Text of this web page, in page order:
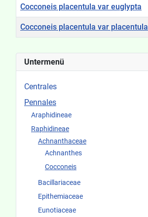
Untermenü
Centrales
Pennales
Araphidineae
Raphidineae
Achnanthaceae
Achnanthes
Cocconeis
Bacillariaceae
Epithemiaceae
Eunotiaceae
Cocconeis placentula var euglypta
Cocconeis placentula var placentula